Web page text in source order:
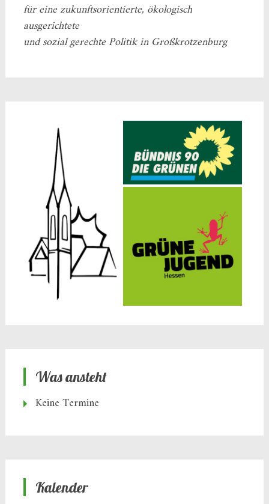
für eine zukunftsorientierte, ökologisch
ausgerichtete
und sozial gerechte Politik in Großkrotzenburg
Was ansteht
Keine Termine
Kalender